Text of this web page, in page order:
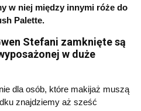
w niej między innymi róże do
Palette.
Stefani zamknięte są
w duże
dla osób, które makijaż muszą
znajdziemy aż sześć